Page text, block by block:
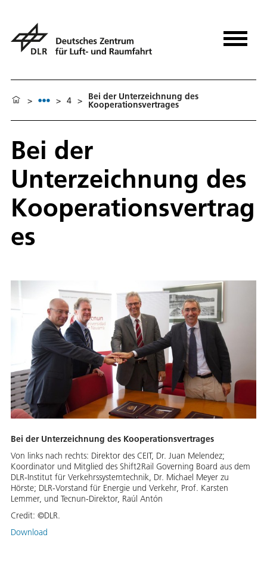
> > 4 > Bei der Unterzeichnung des
Kooperationsvertrages
Bei der
Unterzeichnung des
Kooperationsvertrag
es
Bei der Unterzeichnung des Kooperationsvertrages
Von links nach rechts: Direktor des CEIT, Dr. Juan Melendez;
Koordinator und Mitglied des Shift2Rail Governing Board aus dem
DLR-Institut für Verkehrssystemtechnik, Dr. Michael Meyer zu
Hörste; DLR-Vorstand für Energie und Verkehr, Prof. Karsten
Lemmer, und Tecnun-Direktor, Raúl Antón
Credit: ©DLR.
Download